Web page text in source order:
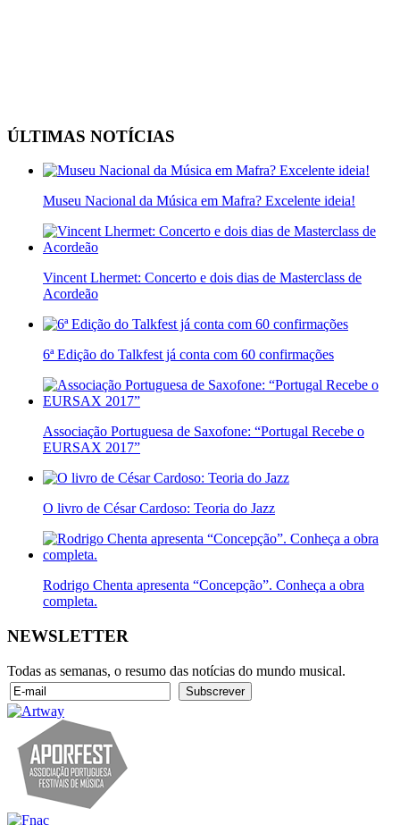
ÚLTIMAS NOTÍCIAS
Museu Nacional da Música em Mafra? Excelente ideia!
Vincent Lhermet: Concerto e dois dias de Masterclass de
Acordeão
6ª Edição do Talkfest já conta com 60 confirmações
Associação Portuguesa de Saxofone: “Portugal Recebe o
EURSAX 2017”
O livro de César Cardoso: Teoria do Jazz
Rodrigo Chenta apresenta “Concepção”. Conheça a obra
completa.
NEWSLETTER
Todas as semanas, o resumo das notícias do mundo musical.